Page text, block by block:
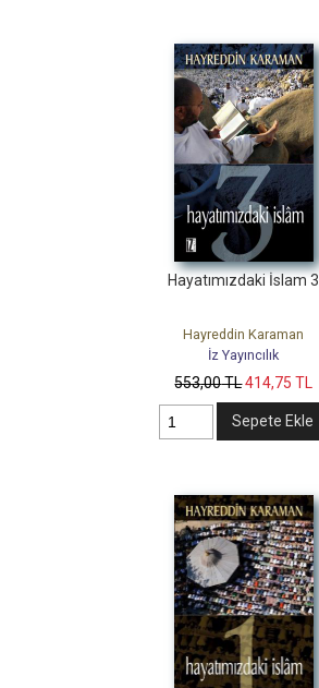
Hayatımızdaki İslam 3
Hayreddin Karaman
İz Yayıncılık
553,00TL414,75 TL
Sepete Ekle